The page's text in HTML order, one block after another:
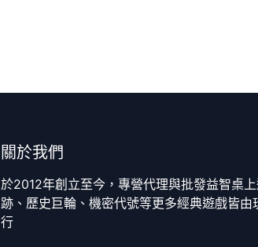
關於我們
於2012年創立至今，專營代理與批發益智桌
跡、歷史巨輪、機密代號等更多經典遊戲皆由
行